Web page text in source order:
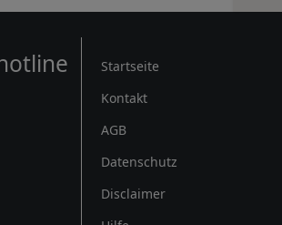
Rechtliches
Startseite
Kontakt
AGB
Datenschutz
Disclaimer